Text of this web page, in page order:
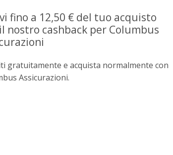
fino a 12,50 € del tuo acquisto
nostro cashback per Columbus
gratuitamente e acquista normalmente con
Assicurazioni.